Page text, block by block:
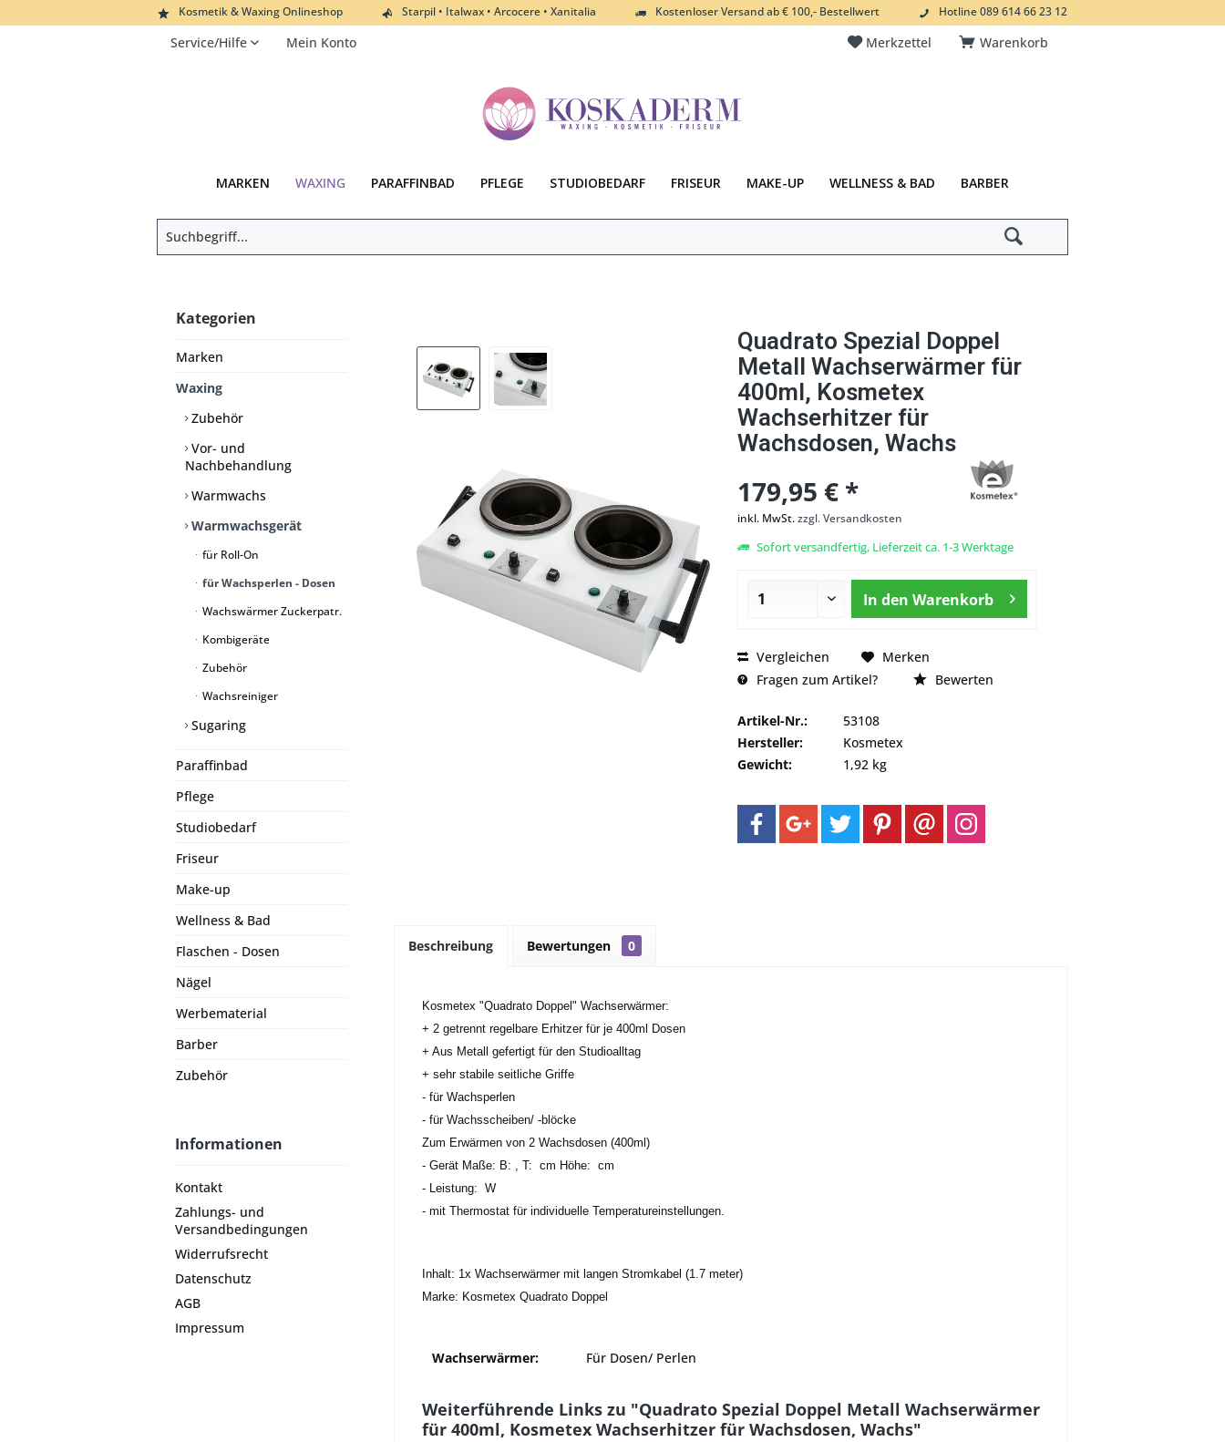
Kosmetik & Waxing Onlineshop Starpil • Italwax • Arcocere • Xanitalia Kostenloser Versand ab € 100,- Bestellwert Hotline 089 614 66 23 12
Warenkorb
Merkzettel
Service/Hilfe Mein Konto
MARKEN WAXING PARAFFINBAD PFLEGE STUDIOBEDARF FRISEUR MAKE-UP WELLNESS & BAD BARBER
Kategorien
Marken
Waxing
Zubehör
Vor- und
Nachbehandlung
Warmwachs
Warmwachsgerät
für Roll-On
für Wachsperlen - Dosen
Wachswärmer Zuckerpatr.
Kombigeräte
Zubehör
Wachsreiniger
Sugaring
Paraffinbad
Pflege
Studiobedarf
Friseur
Make-up
Wellness & Bad
Flaschen - Dosen
Nägel
Werbematerial
Barber
Zubehör
Informationen
Kontakt
Zahlungs- und
Versandbedingungen
Widerrufsrecht
Datenschutz
AGB
Impressum
Quadrato Spezial Doppel
Metall Wachserwärmer für
400ml, Kosmetex
Wachserhitzer für
Wachsdosen, Wachs
179,95 € *
inkl. MwSt.zzgl. Versandkosten
Sofort versandfertig, Lieferzeit ca. 1-3 Werktage
In den Warenkorb
Vergleichen
Merken
Fragen zum Artikel?
Bewerten
Artikel-Nr.:
53108
Hersteller:
Kosmetex
Gewicht:
1,92 kg
Beschreibung Bewertungen 0
Kosmetex "Quadrato Doppel" Wachserwärmer:
+ 2 getrennt regelbare Erhitzer für je 400ml Dosen
+ Aus Metall gefertigt für den Studioalltag
+ sehr stabile seitliche Griffe
- für Wachsperlen
- für Wachsscheiben/ -blöcke
Zum Erwärmen von 2 Wachsdosen (400ml)
- Gerät Maße: B: , T: cm Höhe: cm
- Leistung: W
- mit Thermostat für individuelle Temperatureinstellungen.
Inhalt: 1x Wachserwärmer mit langen Stromkabel (1.7 meter)
Marke: Kosmetex Quadrato Doppel
Wachserwärmer: Für Dosen/ Perlen
Weiterführende Links zu "Quadrato Spezial Doppel Metall Wachserwärmer
für 400ml, Kosmetex Wachserhitzer für Wachsdosen, Wachs"